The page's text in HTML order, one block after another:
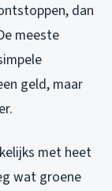
dan
meeste
geld, maar
met heet
wat groene